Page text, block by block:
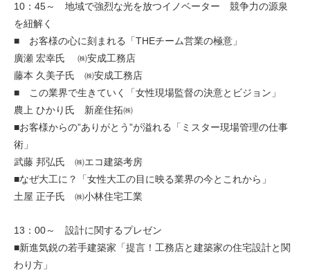
10：45～ 地域で強烈な光を放つイノベーター 競争力の源泉
を紐解く
■ お客様の心に刻まれる「THEチーム営業の極意」
廣瀬 宏幸氏 ㈱安成工務店
藤本 久美子氏 ㈱安成工務店
■ この業界で生きていく「女性現場監督の決意とビジョン」
農上 ひかり氏 新産住拓㈱
■お客様からの”ありがとう”が溢れる「ミスター現場管理の仕事
術」
武藤 邦弘氏 ㈱エコ建築考房
■なぜ大工に？「女性大工の目に映る業界の今とこれから」
土屋 正子氏 ㈱小林住宅工業
13：00～ 設計に関するプレゼン
■新進気鋭の若手建築家「提言！工務店と建築家の住宅設計と関
わり方」